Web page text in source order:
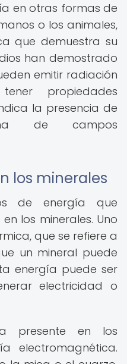
en otras formas de
o los animales,
que demuestra su
han demostrado
emitir radiación
propiedades
la presencia de
de campos
los minerales
de energía que
los minerales. Uno
que se refiere a
un mineral puede
energía puede ser
electricidad o
presente en los
electromagnética.